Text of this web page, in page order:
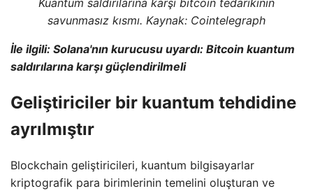
Kuantum saldırılarına karşı bitcoin tedarikinin
savunmasız kısmı. Kaynak: Cointelegraph
İle ilgili: Solana'nın kurucusu uyardı: Bitcoin kuantum
saldırılarına karşı güçlendirilmeli
Geliştiriciler bir kuantum tehdidine
ayrılmıştır
Blockchain geliştiricileri, kuantum bilgisayarlar
kriptografik para birimlerinin temelini oluşturan ve